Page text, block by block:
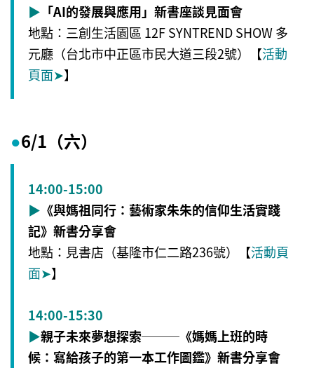
▶ 「AI的發展與應用」新書座談見面會
地點：三創生活園區 12F SYNTREND SHOW 多
元廳（台北市中正區市民大道三段2號）【活動
頁面➤】
●6/1（六）
14:00-15:00
▶ 《與媽祖同行：藝術家朱朱的信仰生活實踐
記》新書分享會
地點：見書店（基隆市仁二路236號）【活動頁
面➤】
14:00-15:30
▶親子未來夢想探索───《媽媽上班的時
候：寫給孩子的第一本工作圖鑑》新書分享會